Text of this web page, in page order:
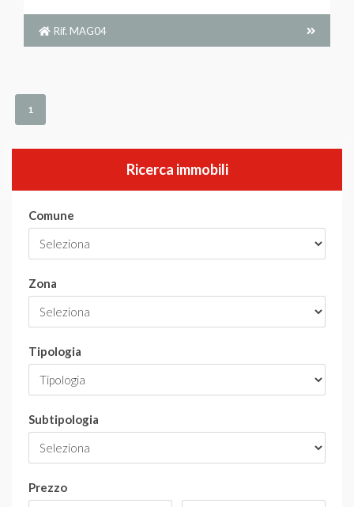
Rif. MAG04
1
Ricerca immobili
Comune
Zona
Tipologia
Subtipologia
Prezzo